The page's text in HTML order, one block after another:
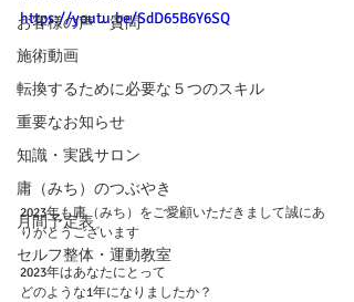
お客様の声・質問
施術動画
転換するために必要な５つのスキル
重要なお知らせ
知識・実践サロン
庸（みち）のつぶやき
月間予定表
セルフ整体・運動教室
https://youtu.be/SdD65B6Y6SQ
2023年も庸（みち）をご愛顧いただきまして誠にあ
りがとうございます
2023年はあなたにとって
どのような1年になりましたか？